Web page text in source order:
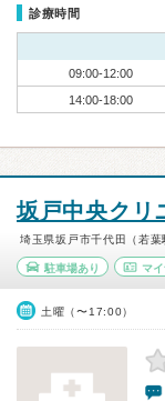
診療時間
09:00-12:00
14:00-18:00
坂戸中央クリ
埼玉県坂戸市千代田（若葉
駐車場あり マ
土曜（〜17:00）